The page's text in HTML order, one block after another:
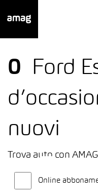
0
Ford
nuovi
Trova auto con
Online